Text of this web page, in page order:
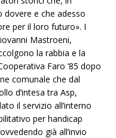
dovere e che adesso
per il loro futuro». I
Mastroeni,
la rabbia e la
Faro ’85 dopo
comunale che dal
d’intesa tra Asp,
il servizio all’interno
per handicap
già all’invio